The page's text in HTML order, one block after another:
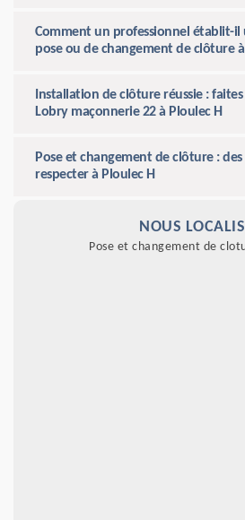
Comment un professionnel établit-il
pose ou de changement de clôture
Installation de clôture réussie :
Lobry maçonnerie 22 à Ploulec H
Pose et changement de clôture : des
respecter à Ploulec H
NOUS
Pose et changement de